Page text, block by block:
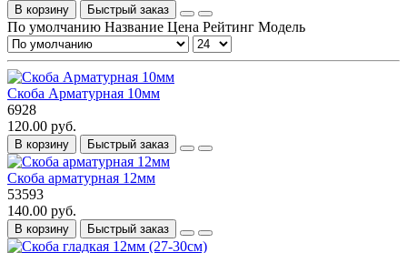
В корзину Быстрый заказ
По умолчанию Название Цена Рейтинг Модель
Скоба Арматурная 10мм
6928
120.00 руб.
В корзину Быстрый заказ
Скоба арматурная 12мм
53593
140.00 руб.
В корзину Быстрый заказ